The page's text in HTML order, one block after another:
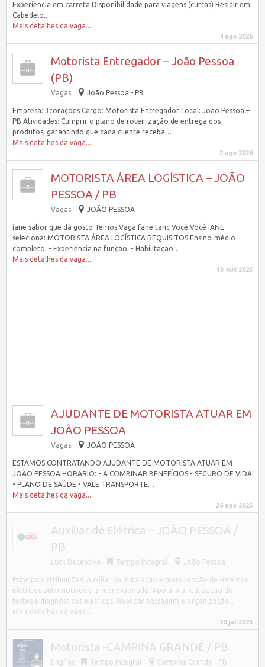
Experiência em carreta Disponibilidade para viagens (curtas) Residir em
Cabedelo,…
Mais detalhes da vaga....
4 ago 2026
Motorista Entregador – João Pessoa
(PB)
Vagas João Pessoa - PB
Empresa: 3corações Cargo: Motorista Entregador Local: João Pessoa –
PB Atividades: Cumprir o plano de roteirização de entrega dos
produtos, garantindo que cada cliente receba…
Mais detalhes da vaga....
2 ago 2026
MOTORISTA ÁREA LOGÍSTICA – JOÃO
PESSOA / PB
Vagas JOÃO PESSOA
iane sabor que dá gosto Temos Vaga fane tanc Você Você IANE
seleciona: MOTORISTA ÁREA LOGÍSTICA REQUISITOS Ensino-médio
completo; • Experiência na função; • Habilitação…
Mais detalhes da vaga....
13 out 2025
AJUDANTE DE MOTORISTA ATUAR EM
JOÃO PESSOA
Vagas JOÃO PESSOA
ESTAMOS CONTRATANDO AJUDANTE DE MOTORISTA ATUAR EM
JOÃO PESSOA HORÁRIO: • A COMBINAR BENEFÍCIOS • SEGURO DE VIDA
• PLANO DE SAÚDE • VALE TRANSPORTE…
Mais detalhes da vaga....
26 ago 2025
Auxiliar de Elétrica – JOÃO PESSOA /
PB
Luck Receptivo Tempo Integral João Pessoa
Principais atribuições: Auxiliar na instalação e manutenção de sistemas
elétricos automotivos e ar-condicionado; Apoiar na realização de
testes e diagnósticos elétricos; Realizar passagem e organização…
Mais detalhes da vaga....
20 jul 2025
Motorista -CAMPINA GRANDE / PB
EngPac Tempo Integral Campina Grande - PB